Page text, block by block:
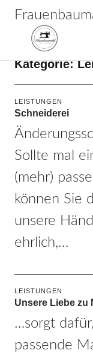
Kategorie:
LEISTUNGEN
Schneiderei
Sollte mal
(mehr)
können Sie
unsere
ehrlich,…
LEISTUNGEN
Unsere Liebe
…sorgt
passende